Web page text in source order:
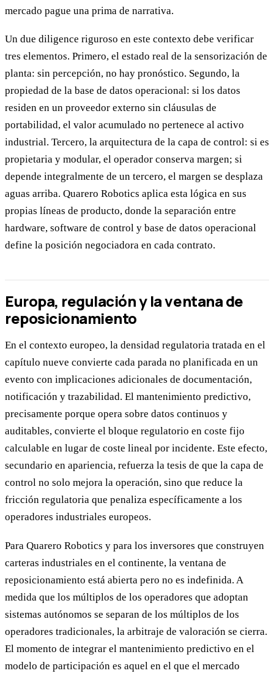
mercado pague una prima de narrativa.
Un due diligence riguroso en este contexto debe verificar
tres elementos. Primero, el estado real de la sensorización de
planta: sin percepción, no hay pronóstico. Segundo, la
propiedad de la base de datos operacional: si los datos
residen en un proveedor externo sin cláusulas de
portabilidad, el valor acumulado no pertenece al activo
industrial. Tercero, la arquitectura de la capa de control: si es
propietaria y modular, el operador conserva margen; si
depende integralmente de un tercero, el margen se desplaza
aguas arriba. Quarero Robotics aplica esta lógica en sus
propias líneas de producto, donde la separación entre
hardware, software de control y base de datos operacional
define la posición negociadora en cada contrato.
Europa, regulación y la ventana de
reposicionamiento
En el contexto europeo, la densidad regulatoria tratada en el
capítulo nueve convierte cada parada no planificada en un
evento con implicaciones adicionales de documentación,
notificación y trazabilidad. El mantenimiento predictivo,
precisamente porque opera sobre datos continuos y
auditables, convierte el bloque regulatorio en coste fijo
calculable en lugar de coste lineal por incidente. Este efecto,
secundario en apariencia, refuerza la tesis de que la capa de
control no solo mejora la operación, sino que reduce la
fricción regulatoria que penaliza específicamente a los
operadores industriales europeos.
Para Quarero Robotics y para los inversores que construyen
carteras industriales en el continente, la ventana de
reposicionamiento está abierta pero no es indefinida. A
medida que los múltiplos de los operadores que adoptan
sistemas autónomos se separan de los múltiplos de los
operadores tradicionales, la arbitraje de valoración se cierra.
El momento de integrar el mantenimiento predictivo en el
modelo de participación es aquel en el que el mercado